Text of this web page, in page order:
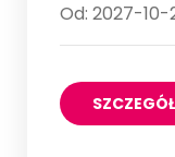
Od: 2027-10-